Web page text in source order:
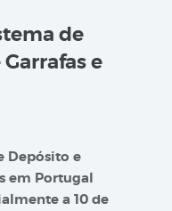
de
e
Depósito e
em Portugal
a 10 de